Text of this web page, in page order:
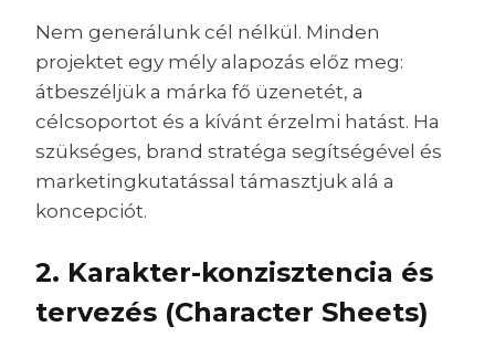
Nem generálunk cél nélkül. Minden
projektet egy mély alapozás előz meg:
átbeszéljük a márka fő üzenetét, a
célcsoportot és a kívánt érzelmi hatást. Ha
szükséges, brand stratéga segítségével és
marketingkutatással támasztjuk alá a
koncepciót.
2. Karakter-konzisztencia és
tervezés (Character Sheets)